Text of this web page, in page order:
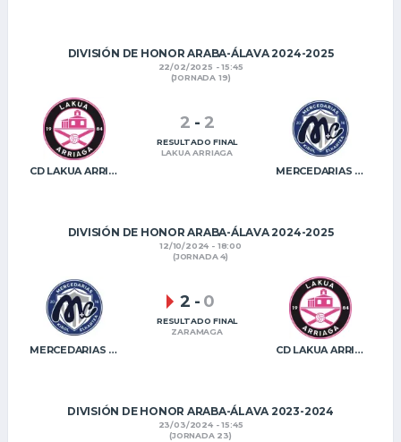
DIVISIÓN DE HONOR ARABA-ÁLAVA 2024-2025
22/02/2025 - 15:45
(JORNADA 19)
CD LAKUA ARRIAGA MERCEDARIAS KE
2 - 2
RESULTADO FINAL
LAKUA ARRIAGA
DIVISIÓN DE HONOR ARABA-ÁLAVA 2024-2025
12/10/2024 - 18:00
(JORNADA 4)
MERCEDARIAS KE CD LAKUA ARRIAGA
2 - 0
RESULTADO FINAL
ZARAMAGA
DIVISIÓN DE HONOR ARABA-ÁLAVA 2023-2024
23/03/2024 - 15:45
(JORNADA 23)